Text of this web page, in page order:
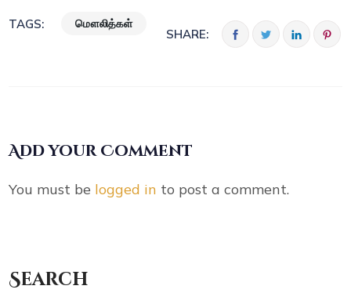
TAGS: மௌலித்கள்
SHARE:
Add your Comment
You must be logged in to post a comment.
Search